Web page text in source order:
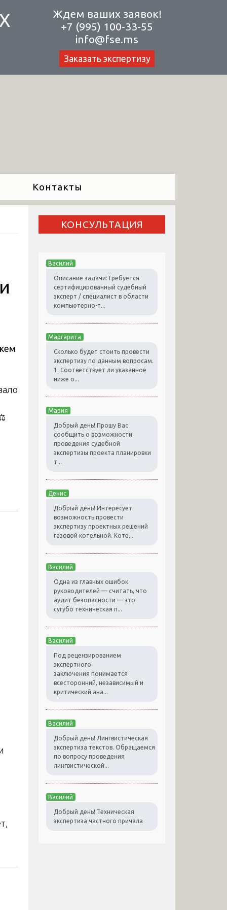
Ждем ваших заявок!
+7 (995) 100-33-55
info@fse.ms
Заказать экспертизу
Контакты
КОНСУЛЬТАЦИЯ
Василий
Описание задачи:Требуется
сертифицированный судебный
эксперт / специалист в области
компьютерно-т...
Маргарита
Сколько будет стоить провести
экспертизу по данным вопросам.
1. Соответствует ли указанное
ниже о...
Мария
Добрый день! Прошу Вас
сообщить о возможности
проведения судебной
экспертизы проекта планировки
т...
Денис
Добрый день! Интересует
возможность провести
экспертизу проектных решений
газовой котельной. Коте...
Василий
Одна из главных ошибок
руководителей — считать, что
аудит безопасности — это
сугубо техническая п...
Василий
Под рецензированием
экспертного
заключения понимается
всесторонний, независимый и
критический ана...
Василий
Добрый день! Лингвистическая
экспертиза текстов. Обращаемся
по вопросу проведения
лингвистической...
Василий
Добрый день! Техническая
экспертиза частного причала